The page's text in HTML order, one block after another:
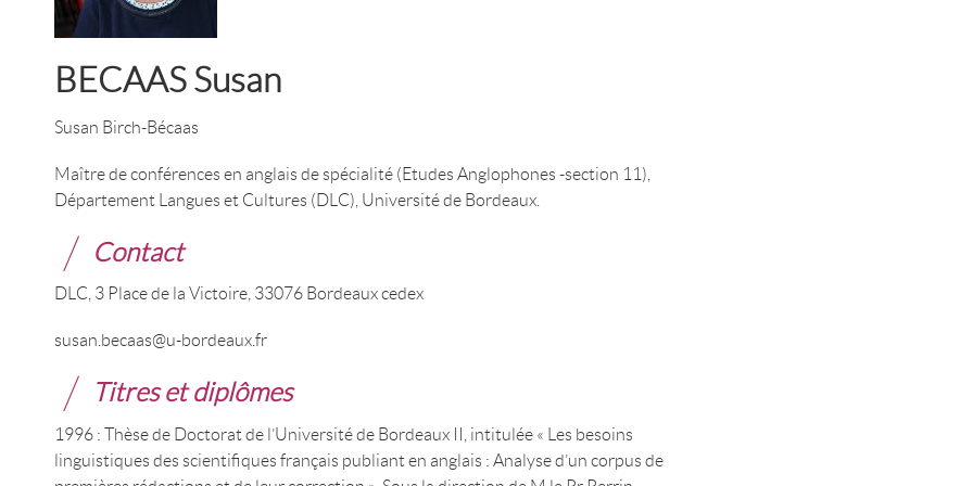
BECAAS Susan
Susan Birch-Bécaas
Maître de conférences en anglais de spécialité (Etudes Anglophones -section 11),
Département Langues et Cultures (DLC), Université de Bordeaux.
Contact
DLC, 3 Place de la Victoire, 33076 Bordeaux cedex
susan.becaas@u-bordeaux.fr
Titres et diplômes
1996 : Thèse de Doctorat de l’Université de Bordeaux II, intitulée « Les besoins
linguistiques des scientifiques français publiant en anglais : Analyse d’un corpus de